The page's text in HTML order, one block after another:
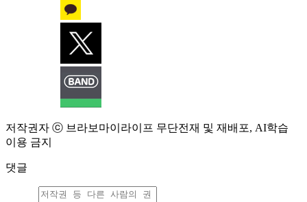
저작권자 ⓒ 브라보마이라이프 무단전재 및 재배포, AI학습
이용 금지
댓글